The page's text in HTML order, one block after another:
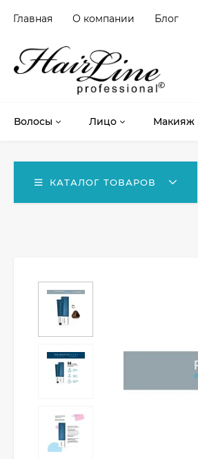
Главная О компании Блог
Волосы Лицо Макияж
КАТАЛОГ ТОВАРОВ